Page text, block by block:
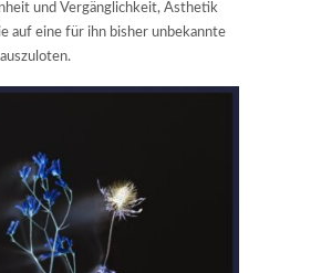
und Vergänglichkeit, Ästhetik
auf eine für ihn bisher unbekannte